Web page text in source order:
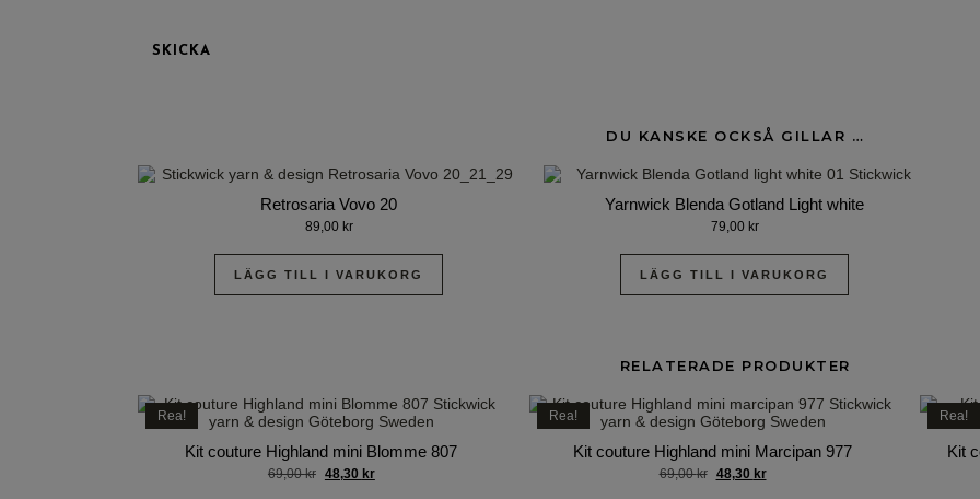
DU KANSKE OCKSÅ GILLAR …
Retrosaria Vovo 20
89,00 kr
LÄGG TILL I VARUKORG
Yarnwick Blenda Gotland Light white
79,00 kr
LÄGG TILL I VARUKORG
RELATERADE PRODUKTER
Rea!
Kit couture Highland mini Blomme 807
69,00kr 48,30 kr
Rea!
Kit couture Highland mini Marcipan 977
69,00kr 48,30 kr
Rea!
Kit